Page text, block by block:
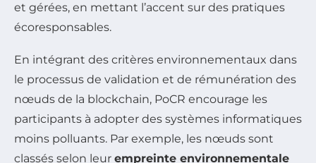
et gérées, en mettant l’accent sur des pratiques
écoresponsables.
En intégrant des critères environnementaux dans
le processus de validation et de rémunération des
nœuds de la blockchain, PoCR encourage les
participants à adopter des systèmes informatiques
moins polluants. Par exemple, les nœuds sont
classés selon leur empreinte environnementale